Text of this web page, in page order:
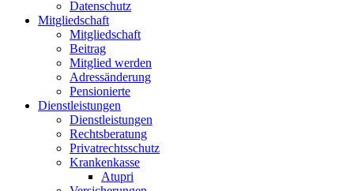
Datenschutz
Mitgliedschaft
Mitgliedschaft
Beitrag
Mitglied werden
Adressänderung
Pensionierte
Dienstleistungen
Dienstleistungen
Rechtsberatung
Privatrechtsschutz
Krankenkasse
Atupri